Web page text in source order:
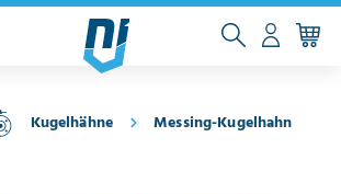
Kugelhähne Messing-Kugelhahn